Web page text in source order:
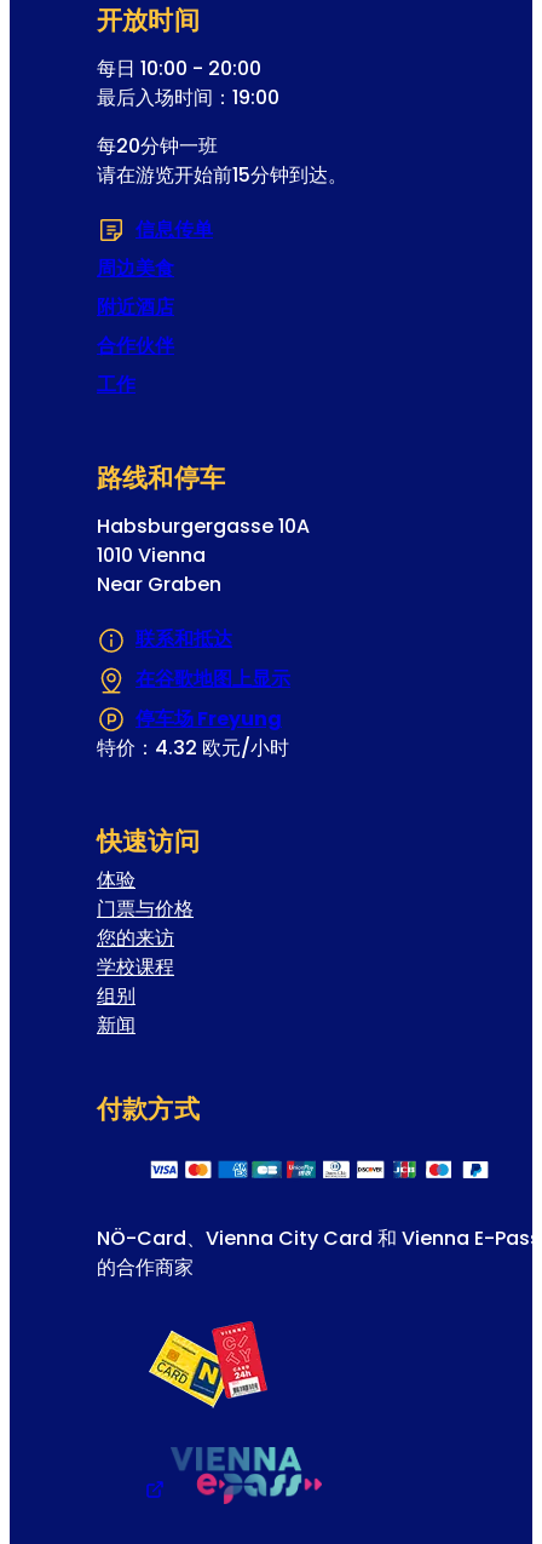
开放时间
每日 10:00 - 20:00
最后入场时间：19:00
每20分钟一班
请在游览开始前15分钟到达。
信息传单
周边美食
附近酒店
合作伙伴
工作
路线和停车
Habsburgergasse 10A
1010 Vienna
Near Graben
联系和抵达
在谷歌地图上显示
停车场 Freyung
特价：4.32 欧元/小时
快速访问
体验
门票与价格
您的来访
学校课程
组别
新闻
付款方式
NÖ-Card、Vienna City Card 和 Vienna E-Pass
的合作商家